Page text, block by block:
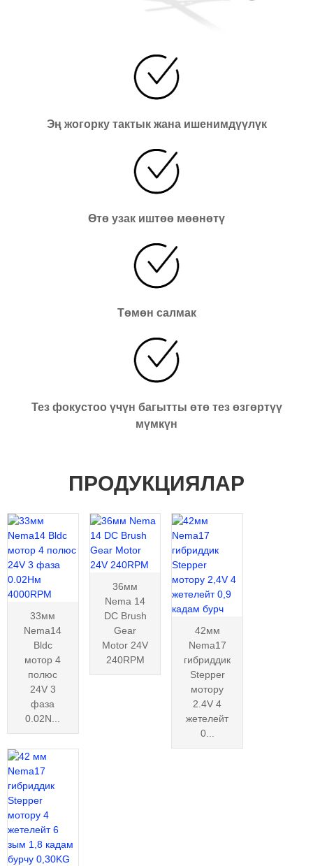
Эң жогорку тактык жана ишенимдүүлүк
Өтө узак иштөө мөөнөтү
Төмөн салмак
Тез фокустоо үчүн багытты өтө тез өзгөртүү
мүмкүн
ПРОДУКЦИЯЛАР
33мм
Nema14
Bldc
мотор 4
полюс
24V 3
фаза
0.02N...
36мм
Nema 14
DC Brush
Gear
Motor 24V
240RPM
42мм
Nema17
гибриддик
Stepper
мотору
2.4V 4
жетелейт
0...